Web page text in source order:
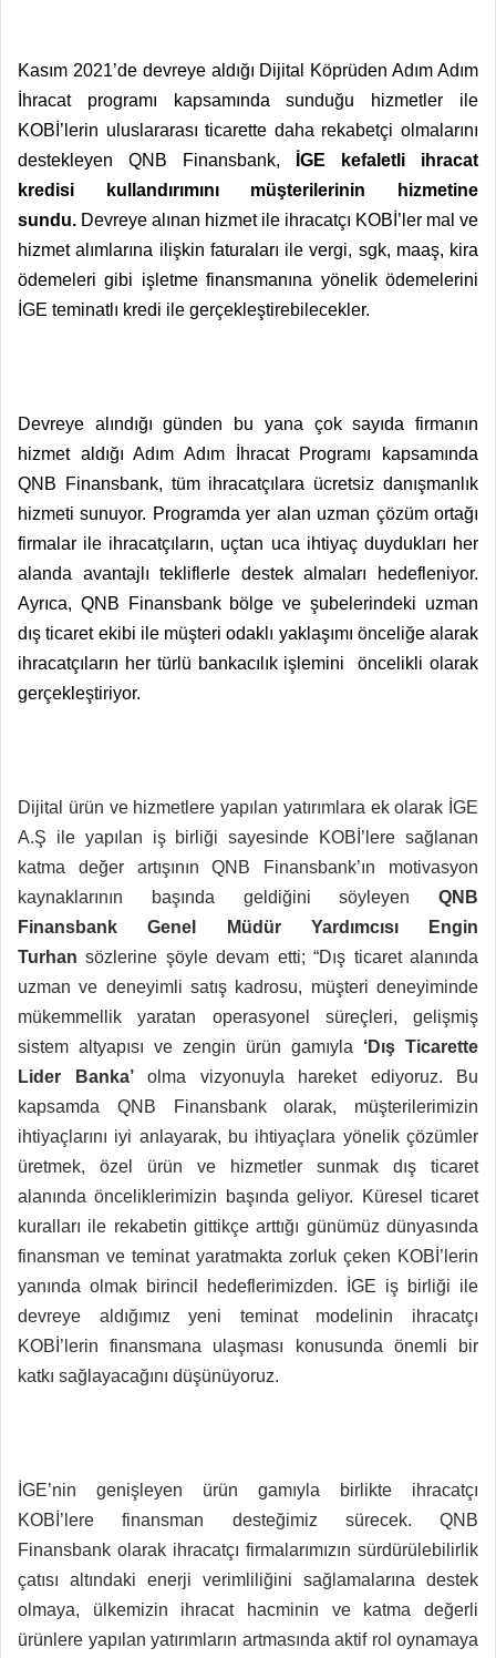
Kasım 2021’de devreye aldığı Dijital Köprüden Adım Adım
İhracat programı kapsamında sunduğu hizmetler ile
KOBİ’lerin uluslararası ticarette daha rekabetçi olmalarını
destekleyen QNB Finansbank,
İGE kefaletli ihracat
kredisi kullandırımını müşterilerinin hizmetine
sundu. Devreye alınan hizmet ile ihracatçı KOBİ’ler mal ve
hizmet alımlarına ilişkin faturaları ile vergi, sgk, maaş, kira
ödemeleri gibi işletme finansmanına yönelik ödemelerini
İGE teminatlı kredi ile gerçekleştirebilecekler.
Devreye alındığı günden bu yana çok sayıda firmanın
hizmet aldığı Adım Adım İhracat Programı kapsamında
QNB Finansbank, tüm ihracatçılara ücretsiz danışmanlık
hizmeti sunuyor. Programda yer alan uzman çözüm ortağı
firmalar ile ihracatçıların, uçtan uca ihtiyaç duydukları her
alanda avantajlı tekliflerle destek almaları hedefleniyor.
Ayrıca, QNB Finansbank bölge ve şubelerindeki uzman
dış ticaret ekibi ile müşteri odaklı yaklaşımı önceliğe alarak
ihracatçıların her türlü bankacılık işlemini öncelikli olarak
gerçekleştiriyor.
Dijital ürün ve hizmetlere yapılan yatırımlara ek olarak İGE
A.Ş ile yapılan iş birliği sayesinde KOBİ’lere sağlanan
katma değer artışının QNB Finansbank’ın motivasyon
kaynaklarının başında geldiğini söyleyen QNB
Finansbank Genel Müdür Yardımcısı Engin
Turhansözlerine şöyle devam etti; “Dış ticaret alanında
uzman ve deneyimli satış kadrosu, müşteri deneyiminde
mükemmellik yaratan operasyonel süreçleri, gelişmiş
sistem altyapısı ve zengin ürün gamıyla ‘Dış Ticarette
Lider Banka’ olma vizyonuyla hareket ediyoruz. Bu
kapsamda QNB Finansbank olarak, müşterilerimizin
ihtiyaçlarını iyi anlayarak, bu ihtiyaçlara yönelik çözümler
üretmek, özel ürün ve hizmetler sunmak dış ticaret
alanında önceliklerimizin başında geliyor. Küresel ticaret
kuralları ile rekabetin gittikçe arttığı günümüz dünyasında
finansman ve teminat yaratmakta zorluk çeken KOBİ’lerin
yanında olmak birincil hedeflerimizden. İGE iş birliği ile
devreye aldığımız yeni teminat modelinin ihracatçı
KOBİ’lerin finansmana ulaşması konusunda önemli bir
katkı sağlayacağını düşünüyoruz.
İGE’nin genişleyen ürün gamıyla birlikte ihracatçı
KOBİ’lere finansman desteğimiz sürecek. QNB
Finansbank olarak ihracatçı firmalarımızın sürdürülebilirlik
çatısı altındaki enerji verimliliğini sağlamalarına destek
olmaya, ülkemizin ihracat hacminin ve katma değerli
ürünlere yapılan yatırımların artmasında aktif rol oynamaya